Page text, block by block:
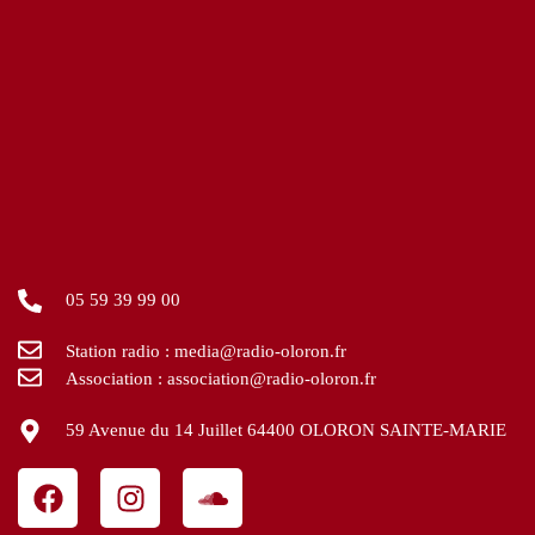
05 59 39 99 00
Station radio : media@radio-oloron.fr
Association : association@radio-oloron.fr
59 Avenue du 14 Juillet 64400 OLORON SAINTE-MARIE